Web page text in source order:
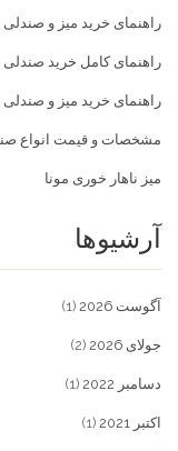
راهنمای خرید میز و
راهنمای کامل خرید صندلی فلزی
راهنمای خرید میز و صندلی رستورانی 15
مشخصات و قیمت انواع
میز ناهار خوری مونا
آرشیوها
آگوست 2026 (1)
جولای 2026 (2)
دسامبر 2022 (1)
اکتبر 2021 (1)